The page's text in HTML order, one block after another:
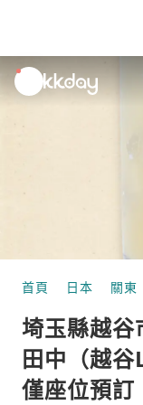
unread
notifications
首頁 日本 關東
埼玉縣越
田中（越
僅座位預訂